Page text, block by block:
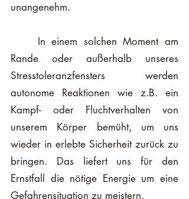
unangenehm.
Rande oder außerhalb unseres
Stresstoleranzfensters werden
autonome Reaktionen wie z.B. ein
Kampf- oder Fluchtverhalten von
unserem Körper bemüht, um uns
wieder in erlebte Sicherheit zurück zu
bringen. Das liefert uns für den
Ernstfall die nötige Energie um eine
Gefahrensituation zu meistern.